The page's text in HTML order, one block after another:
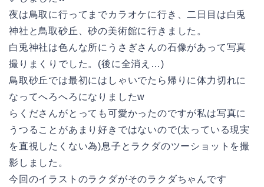
夜は鳥取に行ってまでカラオケに行き、二日目は白兎
神社と鳥取砂丘、砂の美術館に行きました。
白兎神社は色んな所にうさぎさんの石像があって写真
撮りまくりでした。(後に全消え…)
鳥取砂丘では最初にはしゃいでたら帰りに体力切れに
なってへろへろになりましたw
らくださんがとっても可愛かったのですが私は写真に
うつることがあまり好きではないので(太っている現実
を直視したくない為)息子とラクダのツーショットを撮
影しました。
今回のイラストのラクダがそのラクダちゃんです